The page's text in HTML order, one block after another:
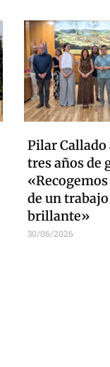
Pilar Callado
tres años de
de un trabajo
brillante»
30/06/2026